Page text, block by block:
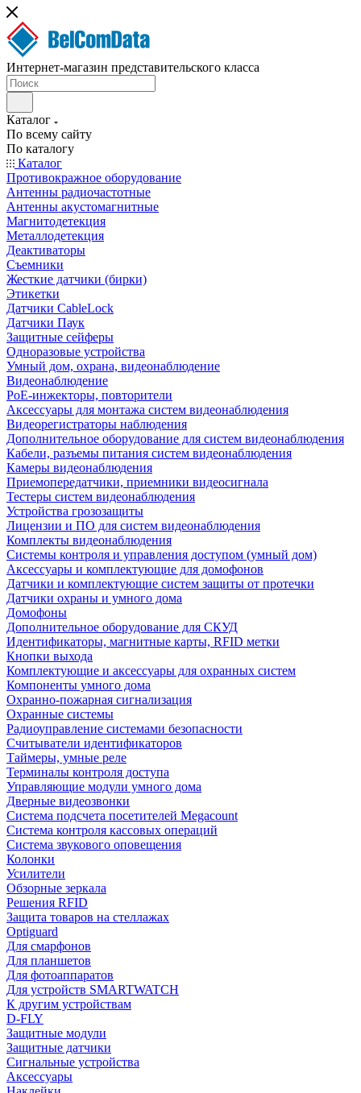
Интернет-магазин представительского класса
Каталог
По всему сайту
По каталогу
Каталог
Противокражное оборудование
Антенны радиочастотные
Антенны акустомагнитные
Магнитодетекция
Металлодетекция
Деактиваторы
Съемники
Жесткие датчики (бирки)
Этикетки
Датчики CableLock
Датчики Паук
Защитные сейферы
Одноразовые устройства
Умный дом, охрана, видеонаблюдение
Видеонаблюдение
PoE-инжекторы, повторители
Аксессуары для монтажа систем видеонаблюдения
Видеорегистраторы наблюдения
Дополнительное оборудование для систем видеонаблюдения
Кабели, разъемы питания систем видеонаблюдения
Камеры видеонаблюдения
Приемопередатчики, приемники видеосигнала
Тестеры систем видеонаблюдения
Устройства грозозащиты
Лицензии и ПО для систем видеонаблюдения
Комплекты видеонаблюдения
Системы контроля и управления доступом (умный дом)
Аксессуары и комплектующие для домофонов
Датчики и комплектующие систем защиты от протечки
Датчики охраны и умного дома
Домофоны
Дополнительное оборудование для СКУД
Идентификаторы, магнитные карты, RFID метки
Кнопки выхода
Комплектующие и аксессуары для охранных систем
Компоненты умного дома
Охранно-пожарная сигнализация
Охранные системы
Радиоуправление системами безопасности
Считыватели идентификаторов
Таймеры, умные реле
Терминалы контроля доступа
Управляющие модули умного дома
Дверные видеозвонки
Система подсчета посетителей Megacount
Система контроля кассовых операций
Система звукового оповещения
Колонки
Усилители
Обзорные зеркала
Решения RFID
Защита товаров на стеллажах
Optiguard
Для смарфонов
Для планшетов
Для фотоаппаратов
Для устройств SMARTWATCH
К другим устройствам
D-FLY
Защитные модули
Защитные датчики
Сигнальные устройства
Аксессуары